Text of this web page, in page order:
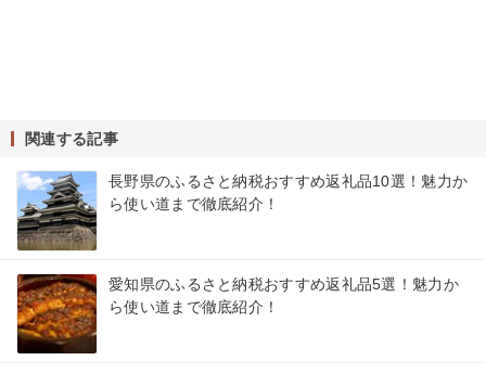
関連する記事
長野県のふるさと納税おすすめ返礼品10選！魅力か
ら使い道まで徹底紹介！
愛知県のふるさと納税おすすめ返礼品5選！魅力か
ら使い道まで徹底紹介！